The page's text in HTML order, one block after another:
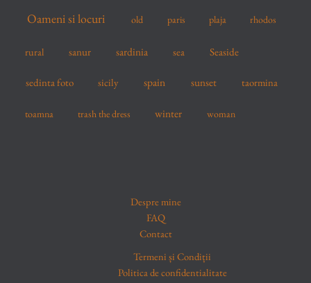
Oameni si locuri old paris plaja rhodos
rural sanur sardinia sea Seaside
sedinta foto sicily spain sunset taormina
toamna trash the dress winter woman
Despre mine
FAQ
Contact
Termeni și Condiții
Politica de confidentialitate